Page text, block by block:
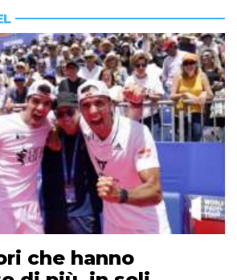
che hanno